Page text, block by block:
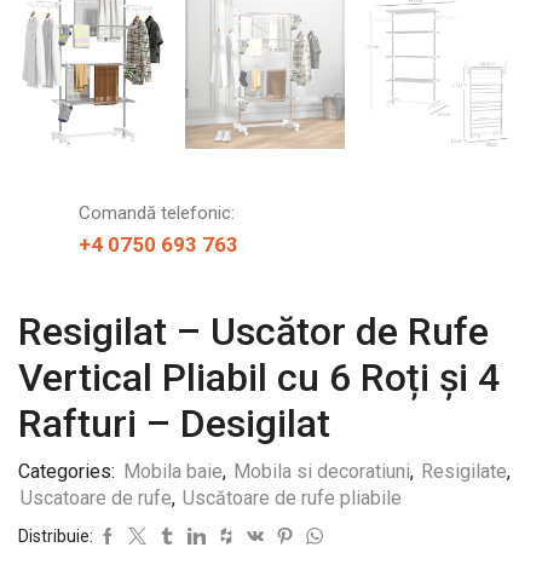
Comandă telefonic:
+4 0750 693 763
Resigilat – Uscător de Rufe
Vertical Pliabil cu 6 Roți și 4
Rafturi – Desigilat
Categories: Mobila baie, Mobila si decoratiuni, Resigilate,
Uscatoare de rufe, Uscătoare de rufe pliabile
Distribuie: